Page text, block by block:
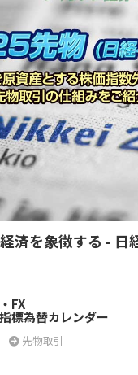
済を象徴する - 日
FX
標為替カレンダー
先物取引